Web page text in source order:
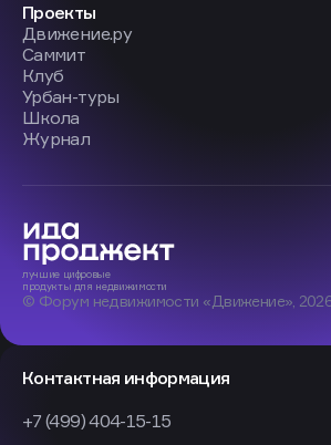
Проекты
Движение.ру
Саммит
Клуб
Урбан-туры
Школа
Журнал
лучшие цифровые
продукты для недвижимости
© Форум недвижимости «Движение»,
Контактная информация
+7 (499) 404-15-15